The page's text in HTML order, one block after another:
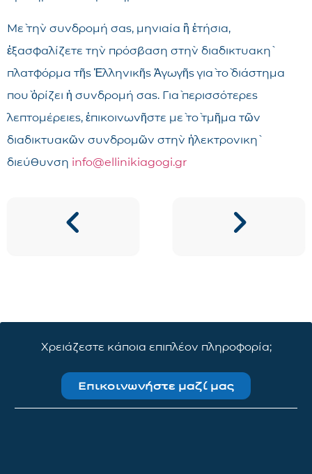
Μὲ τὴν συνδρομή σας, μηνιαία ἢ ἐτήσια,
ἐξασφαλίζετε τὴν πρόσβαση στὴν διαδικτυακὴ
πλατφόρμα τῆς Ἑλληνικῆς Ἀγωγῆς γιὰ τὸ διάστημα
ποὺ ὁρίζει ἡ συνδρομή σας. Γιὰ περισσότερες
λεπτομέρειες, ἐπικοινωνῆστε μὲ τὸ τμῆμα τῶν
διαδικτυακῶν συνδρομῶν στὴν ἠλεκτρονικὴ
διεύθυνση info@ellinikiagogi.gr
Χρειάζεστε κάποια επιπλέον πληροφορία;
Επικοινωνήστε μαζί μας